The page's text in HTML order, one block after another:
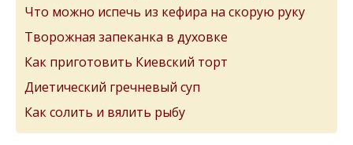
Что можно испечь из кефира на скорую руку
Творожная запеканка в духовке
Как приготовить Киевский торт
Диетический гречневый суп
Как солить и вялить рыбу